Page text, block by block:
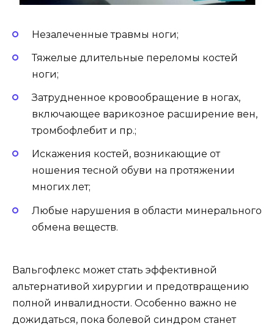
Незалеченные травмы ноги;
Тяжелые длительные переломы костей
ноги;
Затрудненное кровообращение в ногах,
включающее варикозное расширение вен,
тромбофлебит и пр.;
Искажения костей, возникающие от
ношения тесной обуви на протяжении
многих лет;
Любые нарушения в области минерального
обмена веществ.
Вальгофлекс может стать эффективной
альтернативой хирургии и предотвращению
полной инвалидности. Особенно важно не
дожидаться, пока болевой синдром станет